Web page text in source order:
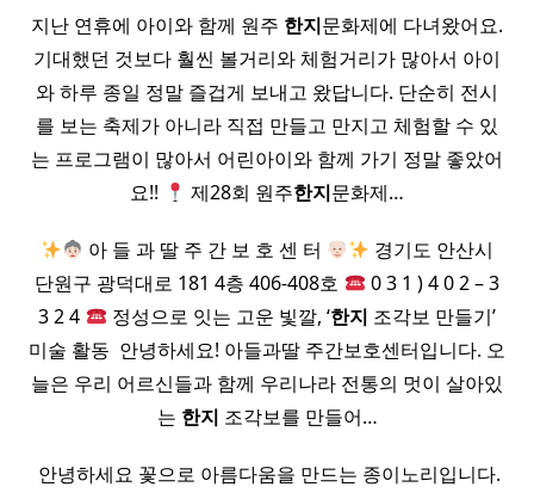
지난 연휴에 아이와 함께 원주 한지문화제에 다녀왔어요.
기대했던 것보다 훨씬 볼거리와 체험거리가 많아서 아이
와 하루 종일 정말 즐겁게 보내고 왔답니다. 단순히 전시
를 보는 축제가 아니라 직접 만들고 만지고 체험할 수 있
는 프로그램이 많아서 어린아이와 함께 가기 정말 좋았어
요!!
제28회 원주한지문화제…
아 들 과 딸 주 간 보 호 센 터
경기도 안산시
단원구 광덕대로 181 4층 406-408호
0 3 1 ) 4 0 2 – 3
3 2 4
정성으로 잇는 고운 빛깔, ‘한지 조각보 만들기’
미술 활동 ​ 안녕하세요! 아들과딸 주간보호센터입니다. 오
늘은 우리 어르신들과 함께 우리나라 전통의 멋이 살아있
는 한지 조각보를 만들어…
​ 안녕하세요 꽃으로 아름다움을 만드는 종이노리입니다.